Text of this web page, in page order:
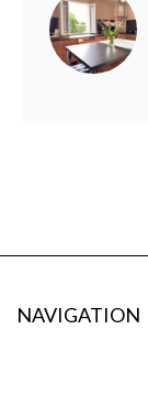
NAVIGATION